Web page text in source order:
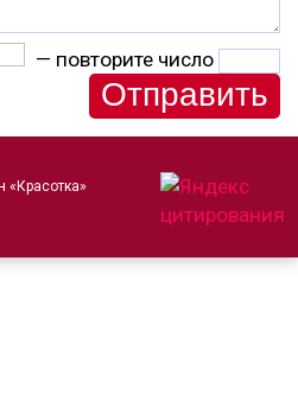
— повторите число
«Красотка»